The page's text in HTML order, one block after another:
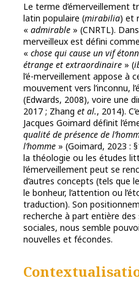
Le terme d’émerveillement
latin populaire (mirabilia) et
« admirable » (CNRTL).
merveilleux est défini
« chose qui cause un vif
étrange et extraordinaire » (
l’é-merveillement appose à
mouvement vers l’inconnu,
(Edwards, 2008), voire une
2017 ; Zhang et al., 2014).
Jacques Goimard définit
qualité de présence de
l’homme » (Goimard, 2023 :
la théologie ou les études
l’émerveillement peut se
d’autres concepts (tels que
le bonheur, l’attention ou
traduction). Son
recherche à part entière
sociales, nous semble
nouvelles et fécondes.